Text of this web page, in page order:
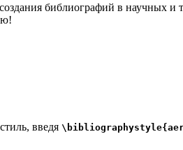
библиографий в научных и
введя